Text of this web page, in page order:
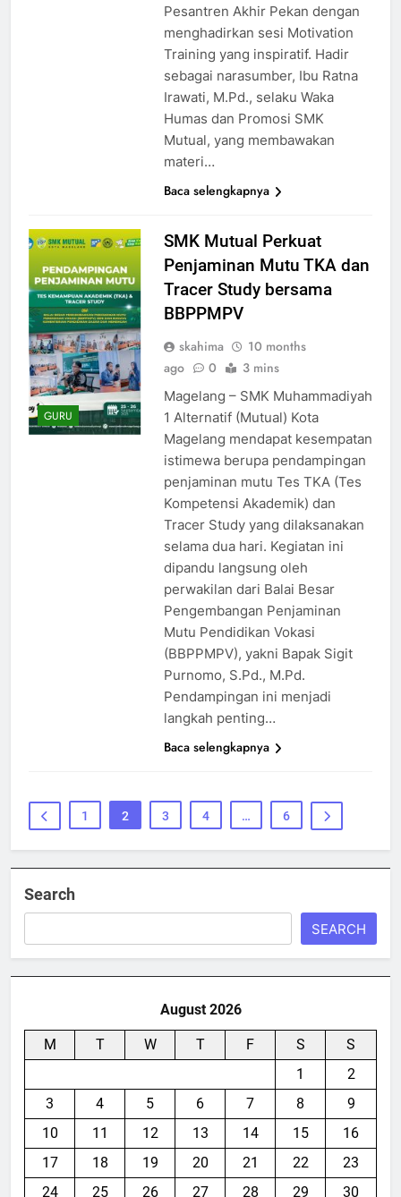
Pesantren Akhir Pekan dengan
menghadirkan sesi Motivation
Training yang inspiratif. Hadir
sebagai narasumber, Ibu Ratna
Irawati, M.Pd., selaku Waka
Humas dan Promosi SMK
Mutual, yang membawakan
materi…
Baca selengkapnya
GURU
SMK Mutual Perkuat
Penjaminan Mutu TKA dan
Tracer Study bersama
BBPPMPV
skahima
10 months
ago
0 3 mins
Magelang – SMK Muhammadiyah
1 Alternatif (Mutual) Kota
Magelang mendapat kesempatan
istimewa berupa pendampingan
penjaminan mutu Tes TKA (Tes
Kompetensi Akademik) dan
Tracer Study yang dilaksanakan
selama dua hari. Kegiatan ini
dipandu langsung oleh
perwakilan dari Balai Besar
Pengembangan Penjaminan
Mutu Pendidikan Vokasi
(BBPPMPV), yakni Bapak Sigit
Purnomo, S.Pd., M.Pd.
Pendampingan ini menjadi
langkah penting…
Baca selengkapnya
1 2 3 4 … 6
Search
SEARCH
August 2026
M T W T F S
S
1
2
3
4 5 6 7 8
9
10
11 12 13 14 15
16
17
18 19 20 21 22
23
24
25 26 27 28 29
30